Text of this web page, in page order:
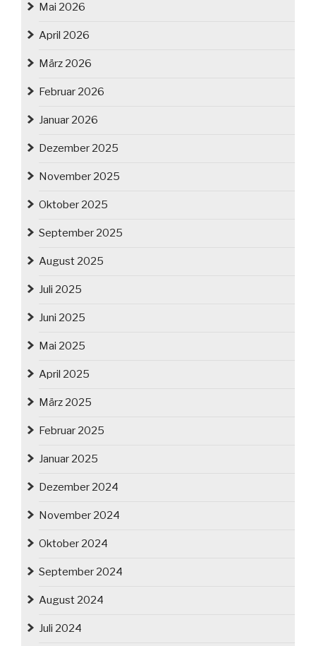
Mai 2026
April 2026
März 2026
Februar 2026
Januar 2026
Dezember 2025
November 2025
Oktober 2025
September 2025
August 2025
Juli 2025
Juni 2025
Mai 2025
April 2025
März 2025
Februar 2025
Januar 2025
Dezember 2024
November 2024
Oktober 2024
September 2024
August 2024
Juli 2024